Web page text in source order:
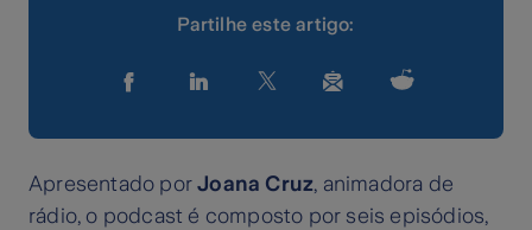
Partilhe este artigo:
Apresentado porJoana Cruz, animadora de
rádio, o podcast é composto por seis episódios,